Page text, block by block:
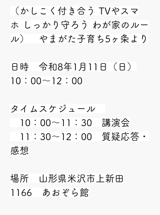
（かしこく付き合う TVやスマ
ホ しっかり守ろう わが家のルー
ル）　やまがた子育ち5ヶ条より
日時　令和8年1月11日（日）
10：00～12：00
タイムスケジュール
10：00～11：30　講演会
11：30～12：00　質疑応答・
感想
場所　山形県米沢市上新田
1166　あおぞら館